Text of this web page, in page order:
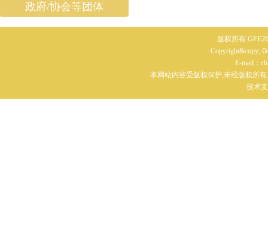
政府/协会等团体
版权所有
Copyright&copy;
E-mail：
本网站内容受版权保护,未经版权所
技术